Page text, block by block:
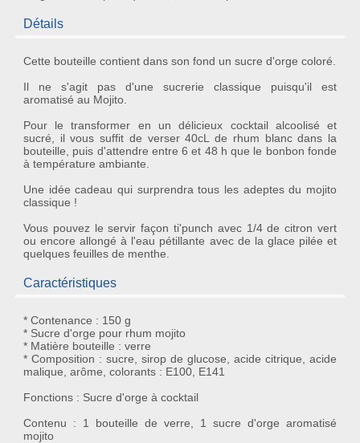
Détails
Cette bouteille contient dans son fond un sucre d'orge coloré.
Il ne s'agit pas d'une sucrerie classique puisqu'il est
aromatisé au Mojito.
Pour le transformer en undélicieux cocktail alcoolisé et
sucré , il vous suffit de verser 40cL de rhum blanc dans la
bouteille, puis d'attendre entre 6 et 48 h que le bonbon fonde
à température ambiante.
Une idée cadeau qui surprendra tous les adeptes du mojito
classique !
Vous pouvez le servir façon ti'punch avec 1/4 de citron vert
ou encore allongé à l'eau pétillante avec de la glace pilée et
quelques feuilles de menthe.
Caractéristiques
* Contenance : 150 g
* Sucre d'orge pour rhum mojito
* Matière bouteille : verre
* Composition : sucre, sirop de glucose, acide citrique, acide
malique, arôme, colorants : E100, E141
Fonctions : Sucre d'orge à cocktail
Contenu : 1 bouteille de verre, 1 sucre d'orge aromatisé
mojito